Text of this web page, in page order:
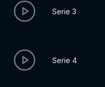
Serie 3
Serie 4